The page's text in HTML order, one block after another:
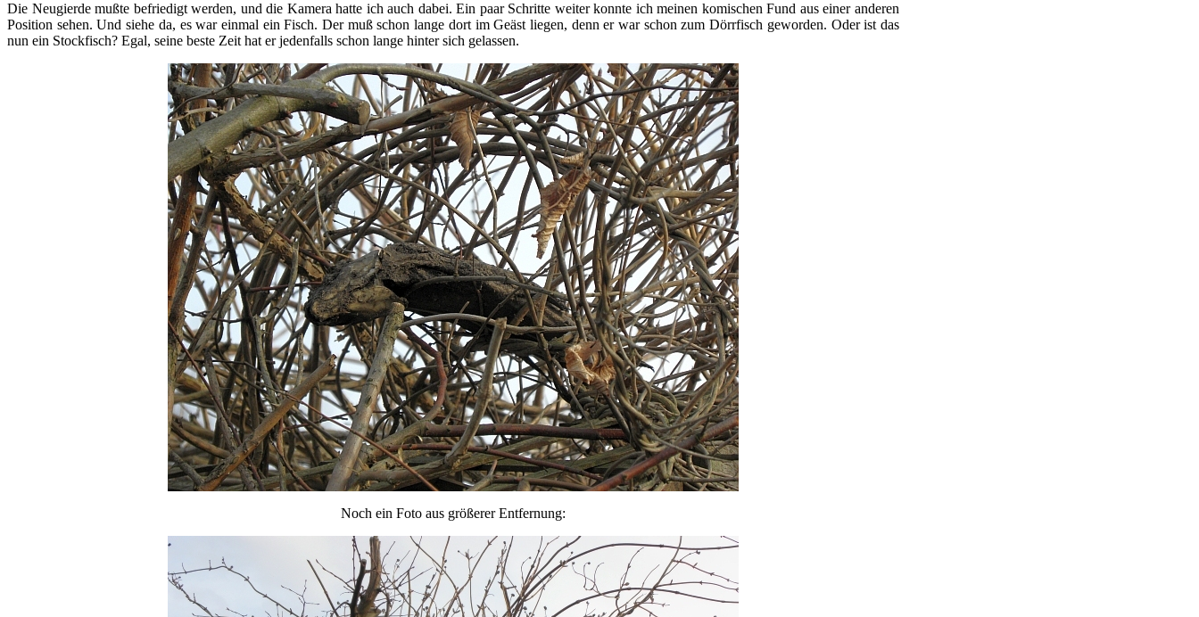
Die Neugierde mußte befriedigt werden, und die Kamera hatte ich auch dabei. Ein paar Schritte weiter konnte ich meinen komischen Fund aus einer anderen
Position sehen. Und siehe da, es war einmal ein Fisch. Der muß schon lange dort im Geäst liegen, denn er war schon zum Dörrfisch geworden. Oder ist das
nun ein Stockfisch? Egal, seine beste Zeit hat er jedenfalls schon lange hinter sich gelassen.
Noch ein Foto aus größerer Entfernung: